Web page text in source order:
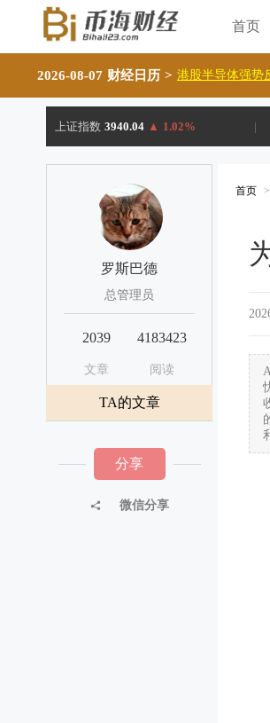
首页
2026-08-07 财经日历 > 港股半导体强势
上证指数 3940.04 ▲ 1.02% |
罗斯巴德
总管理员
2039
文章
4183423
阅读
TA的文章
分享
微信分享
首页 >